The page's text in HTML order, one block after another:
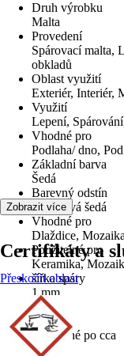
Druh výrobku
Malta
Provedení
Spárovací malta,
obkladů
Oblast využití
Exteriér, Interiér,
Využití
Lepení,
Vhodné pro
Podlaha/ dno,
Základní barva
Šedá
Barevný odstín
Granitová šedá
Vhodné pro
Dlaždice, Mozaika
Použitelné pro
Keramika,
šířka spáry
1 mm
Obsah
3 kg
Pochůzné po cca
24 h
Zobrazit více
Certifikáty a
Přeskočit oblast